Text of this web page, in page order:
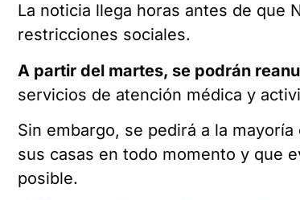
La noticia llega horas antes de que
restricciones sociales.
A partir del martes, se podrán
servicios de atención médica y
Sin embargo, se pedirá a la
sus casas en todo momento y que
posible.